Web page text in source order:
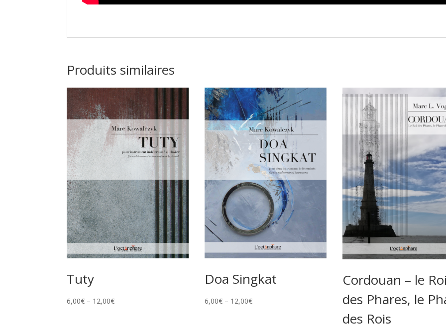
Produits similaires
Tuty
6,00€ – 12,00€
Doa Singkat
6,00€ – 12,00€
Cordouan – le
des Phares, le
des Rois